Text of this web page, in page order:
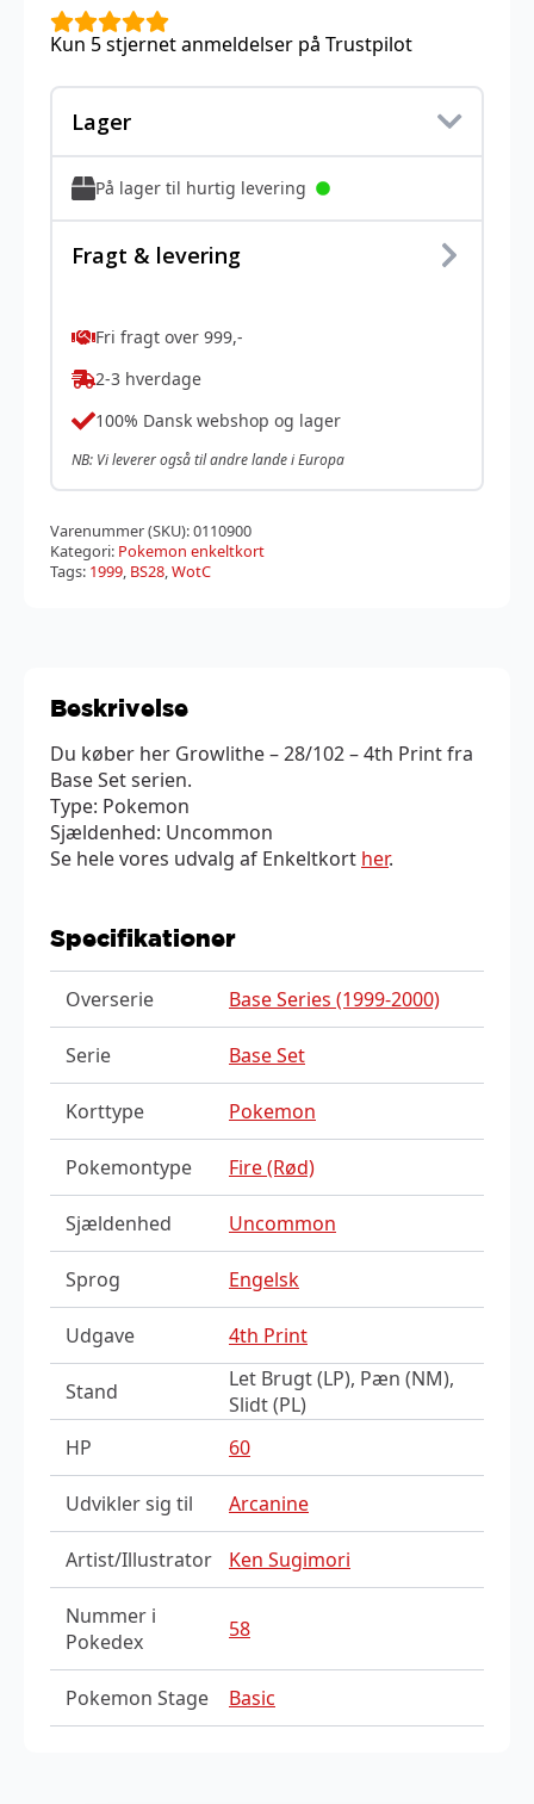
4th
Print
antal
Kun 5 stjernet anmeldelser på Trustpilot
Lager
På lager til hurtig levering
Fragt & levering
Fri fragt over 999,-
2-3 hverdage
100% Dansk webshop og lager
NB: Vi leverer også til andre lande i Europa
Varenummer (SKU):0110900
Kategori: Pokemon enkeltkort
Tags: 1999, BS28,WotC
Beskrivelse
Du køber her Growlithe – 28/102 – 4th Print fra
Base Set serien.
Type: Pokemon
Sjældenhed: Uncommon
Se hele vores udvalg af Enkeltkort her.
Specifikationer
Overserie Base Series (1999-2000)
Serie Base Set
Korttype Pokemon
Pokemontype Fire (Rød)
Sjældenhed Uncommon
Sprog Engelsk
Udgave 4th Print
Stand
Let Brugt (LP), Pæn (NM),
Slidt (PL)
HP
60
Udvikler sig til Arcanine
Artist/Illustrator Ken Sugimori
Nummer i
Pokedex
58
Pokemon Stage Basic